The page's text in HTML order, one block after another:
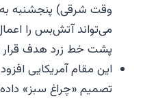
وقت شرقی) پنجشنبه به
می‌تواند آتش‌بس را
پشت خط زرد هدف
این مقام آمریکایی
تصمیم «چراغ سبز»